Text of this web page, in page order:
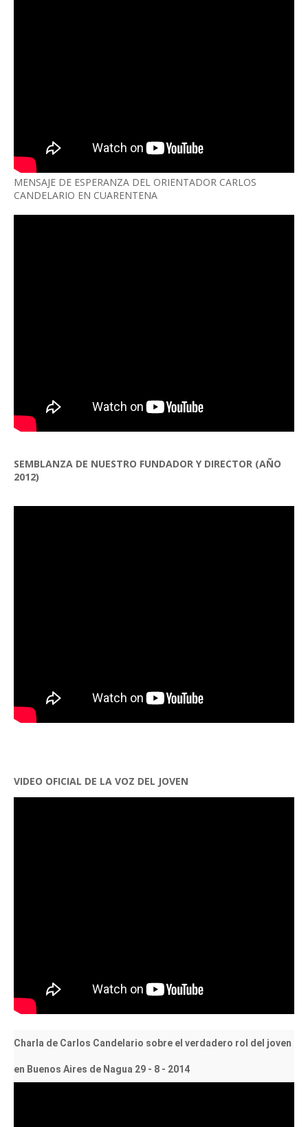
MENSAJE DE ESPERANZA DEL ORIENTADOR CARLOS
CANDELARIO EN CUARENTENA
SEMBLANZA DE NUESTRO FUNDADOR Y DIRECTOR (AÑO
2012)
VIDEO OFICIAL DE LA VOZ DEL JOVEN
Charla de Carlos Candelario sobre el verdadero rol del joven
en Buenos Aires de Nagua 29 - 8 - 2014